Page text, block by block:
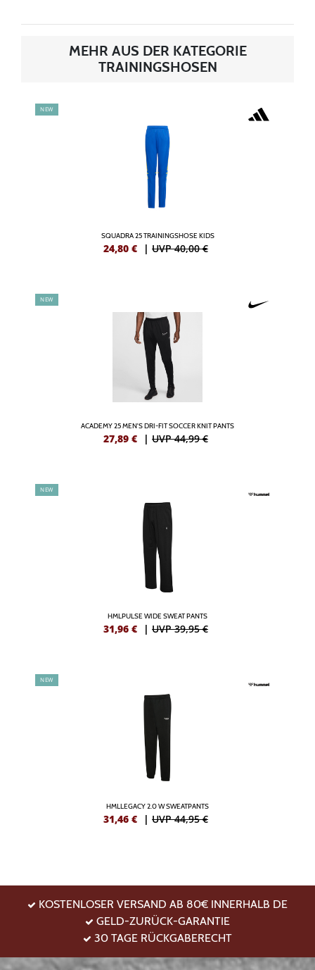
MEHR AUS DER KATEGORIE
TRAININGSHOSEN
NEW
SQUADRA 25 TRAININGSHOSE KIDS
24,80 € | UVP 40,00 €
NEW
ACADEMY 25 MEN'S DRI-FIT SOCCER KNIT PANTS
27,89 € | UVP 44,99 €
NEW
HMLPULSE WIDE SWEAT PANTS
31,96 € | UVP 39,95 €
NEW
HMLLEGACY 2.0 W SWEATPANTS
31,46 € | UVP 44,95 €
KOSTENLOSER VERSAND AB 80€ INNERHALB DE
GELD-ZURÜCK-GARANTIE
30 TAGE RÜCKGABERECHT